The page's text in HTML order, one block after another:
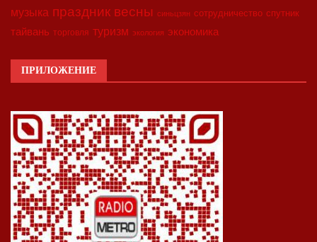
музыка праздник весны синьцзян сотрудничество спутник
тайвань торговля туризм экология экономика
ПРИЛОЖЕНИЕ